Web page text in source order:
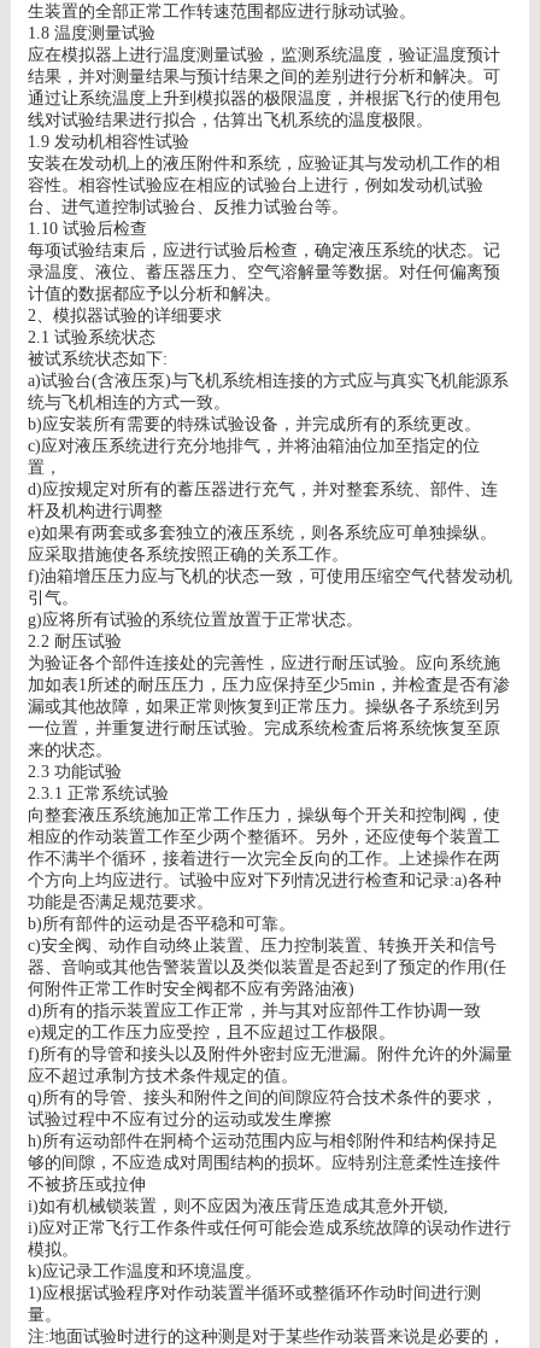
生装置的全部正常工作转速范围都应进行脉动试验。
1.8 温度测量试验
应在模拟器上进行温度测量试验，监测系统温度，验证温度预计
结果，并对测量结果与预计结果之间的差别进行分析和解决。可
通过让系统温度上升到模拟器的极限温度，并根据飞行的使用包
线对试验结果进行拟合，估算出飞机系统的温度极限。
1.9 发动机相容性试验
安装在发动机上的液压附件和系统，应验证其与发动机工作的相
容性。相容性试验应在相应的试验台上进行，例如发动机试验
台、进气道控制试验台、反推力试验台等。
1.10 试验后检查
每项试验结束后，应进行试验后检查，确定液压系统的状态。记
录温度、液位、蓄压器压力、空气溶解量等数据。对任何偏离预
计值的数据都应予以分析和解决。
2、模拟器试验的详细要求
2.1 试验系统状态
被试系统状态如下:
a)试验台(含液压泵)与飞机系统相连接的方式应与真实飞机能源系
统与飞机相连的方式一致。
b)应安装所有需要的特殊试验设备，并完成所有的系统更改。
c)应对液压系统进行充分地排气，并将油箱油位加至指定的位
置，
d)应按规定对所有的蓄压器进行充气，并对整套系统、部件、连
杆及机构进行调整
e)如果有两套或多套独立的液压系统，则各系统应可单独操纵。
应采取措施使各系统按照正确的关系工作。
f)油箱增压压力应与飞机的状态一致，可使用压缩空气代替发动机
引气。
g)应将所有试验的系统位置放置于正常状态。
2.2 耐压试验
为验证各个部件连接处的完善性，应进行耐压试验。应向系统施
加如表1所述的耐压压力，压力应保持至少5min，并检査是否有渗
漏或其他故障，如果正常则恢复到正常压力。操纵各子系统到另
一位置，并重复进行耐压试验。完成系统检査后将系统恢复至原
来的状态。
2.3 功能试验
2.3.1 正常系统试验
向整套液压系统施加正常工作压力，操纵每个开关和控制阀，使
相应的作动装置工作至少两个整循环。另外，还应使每个装置工
作不满半个循环，接着进行一次完全反向的工作。上述操作在两
个方向上均应进行。试验中应对下列情况进行检查和记录:a)各种
功能是否满足规范要求。
b)所有部件的运动是否平稳和可靠。
c)安全阀、动作自动终止装置、压力控制装置、转换开关和信号
器、音响或其他告警装置以及类似装置是否起到了预定的作用(任
何附件正常工作时安全阀都不应有旁路油液)
d)所有的指示装置应工作正常，并与其对应部件工作协调一致
e)规定的工作压力应受控，且不应超过工作极限。
f)所有的导管和接头以及附件外密封应无泄漏。附件允许的外漏量
应不超过承制方技术条件规定的值。
q)所有的导管、接头和附件之间的间隙应符合技术条件的要求，
试验过程中不应有过分的运动或发生摩擦
h)所有运动部件在牁椅个运动范围内应与相邻附件和结构保持足
够的间隙，不应造成对周围结构的损坏。应特别注意柔性连接件
不被挤压或拉伸
i)如有机械锁装置，则不应因为液压背压造成其意外开锁,
i)应对正常飞行工作条件或任何可能会造成系统故障的误动作进行
模拟。
k)应记录工作温度和环境温度。
1)应根据试验程序对作动装置半循环或整循环作动时间进行测
量。
注:地面试验时进行的这种测是对于某些作动装晋来说是必要的，